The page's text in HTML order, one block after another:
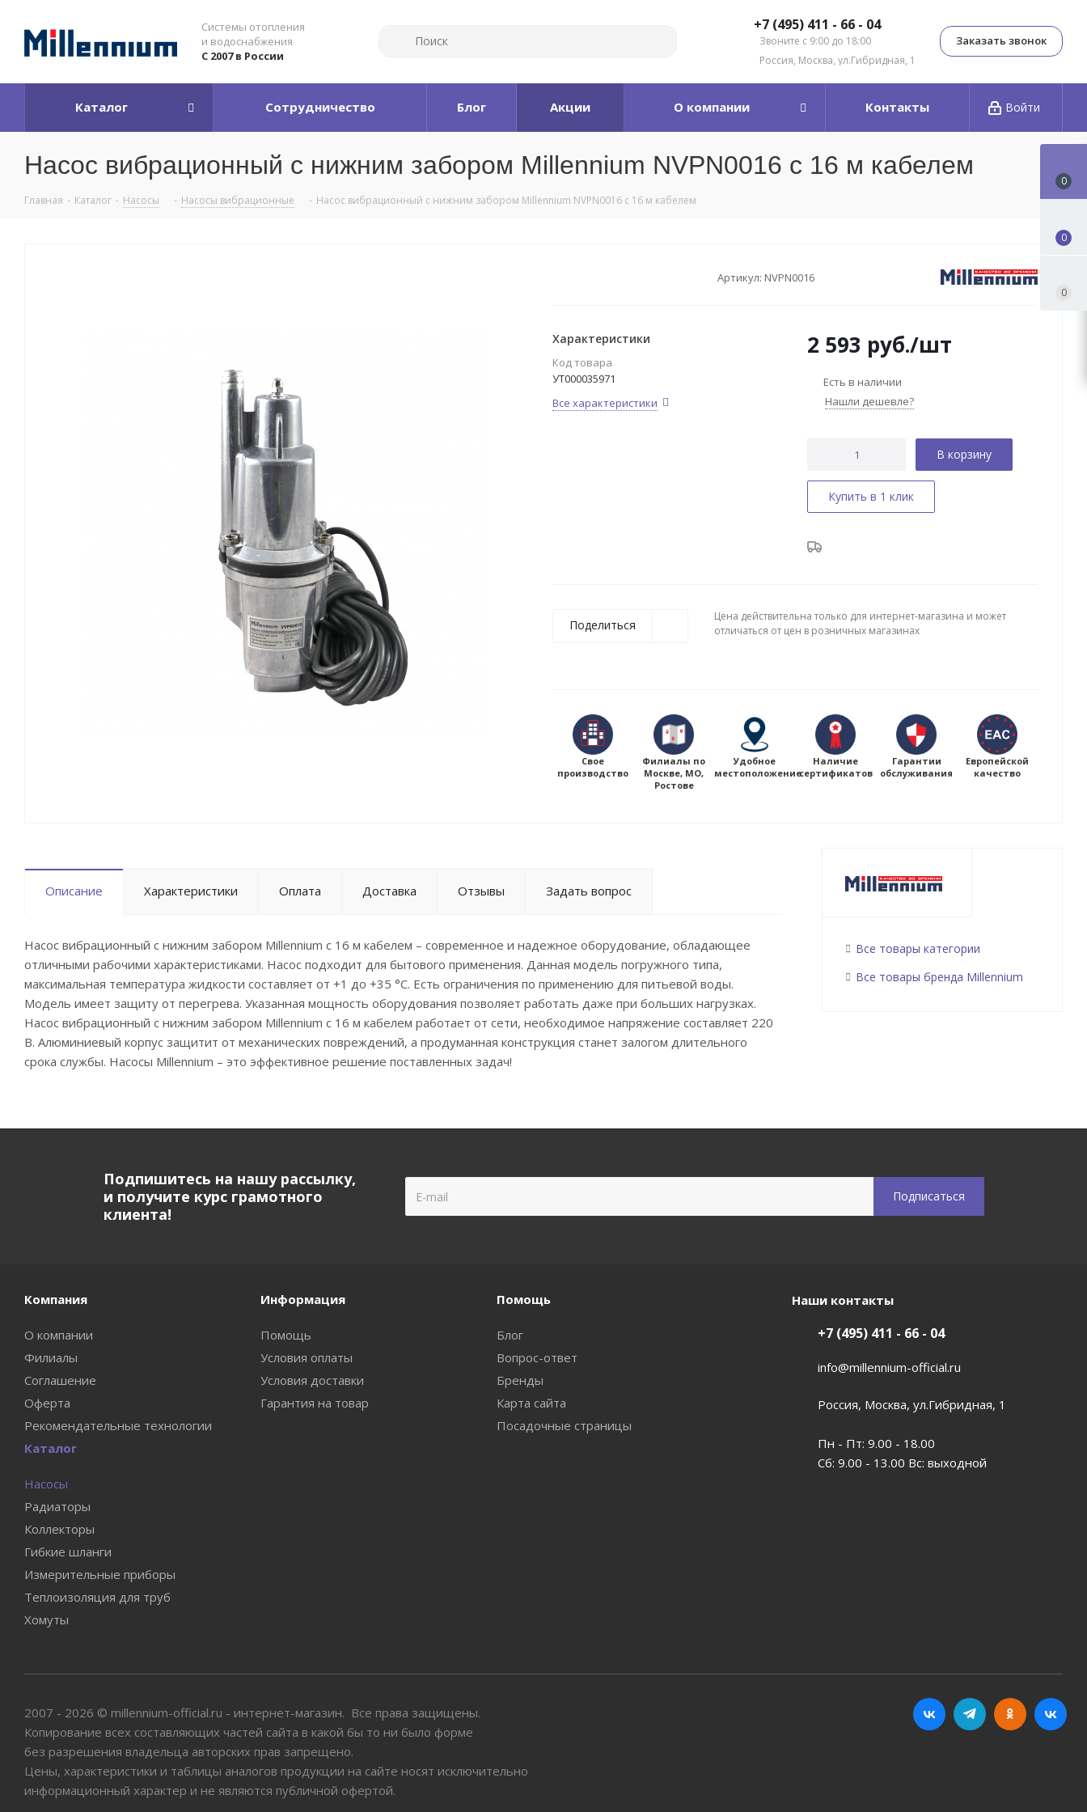
Системы отопления
и водоснабжения
С 2007 в России
+7 (495) 411 - 66 - 04
Звоните с 9:00 до 18:00
Россия, Москва, ул.Гибридная, 1
Заказать звонок
Войти
Каталог Сотрудничество Блог Акции О компании Контакты
Насос вибрационный с нижним забором Millennium NVPN0016 с 16 м кабелем
Главная - Каталог - Насосы - Насосы вибрационные - Насос вибрационный с нижним забором Millennium NVPN0016 с 16 м кабелем
Артикул: NVPN0016
Характеристики
Код товара
УТ000035971
Все характеристики
2 593 руб./шт
Есть в наличии
Нашли дешевле?
В корзину
Купить в 1 клик
Поделиться
Цена действительна только для интернет-магазина и может
отличаться от цен в розничных магазинах
Свое
производство
Филиалы по
Москве, МО,
Ростове
Удобное
местоположение
Наличие
сертификатов
Гарантии
обслуживания
Европейской
качество
Описание Характеристики Оплата Доставка Отзывы Задать вопрос
Насос вибрационный с нижним забором Millennium с 16 м кабелем – современное и надежное оборудование, обладающее
отличными рабочими характеристиками. Насос подходит для бытового применения. Данная модель погружного типа,
максимальная температура жидкости составляет от +1 до +35 °C. Есть ограничения по применению для питьевой воды.
Модель имеет защиту от перегрева. Указанная мощность оборудования позволяет работать даже при больших нагрузках.
Насос вибрационный с нижним забором Millennium с 16 м кабелем работает от сети, необходимое напряжение составляет 220
В. Алюминиевый корпус защитит от механических повреждений, а продуманная конструкция станет залогом длительного
срока службы. Насосы Millennium – это эффективное решение поставленных задач!
Все товары категории
Все товары бренда Millennium
Подпишитесь на нашу рассылку,
и получите курс грамотного
клиента!
Компания
О компании
Филиалы
Соглашение
Оферта
Рекомендательные технологии
Информация
Помощь
Условия оплаты
Условия доставки
Гарантия на товар
Помощь
Блог
Вопрос-ответ
Бренды
Карта сайта
Посадочные страницы
Каталог
Насосы
Радиаторы
Коллекторы
Гибкие шланги
Измерительные приборы
Теплоизоляция для труб
Хомуты
Наши контакты
+7 (495) 411 - 66 - 04
info@millennium-official.ru
Россия, Москва, ул.Гибридная, 1
Пн - Пт: 9.00 - 18.00
Сб: 9.00 - 13.00 Вс: выходной
2007 - 2026 © millennium-official.ru - интернет-магазин. Все права защищены.
Копирование всех составляющих частей сайта в какой бы то ни было форме
без разрешения владельца авторских прав запрещено.
Цены, характеристики и таблицы аналогов продукции на сайте носят исключительно
информационный характер и не являются публичной офертой.
0
0
0